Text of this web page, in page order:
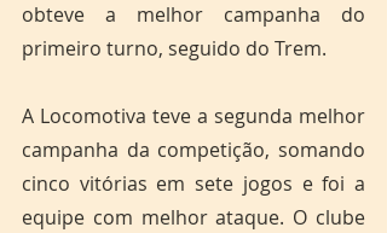
obteve a melhor campanha do
primeiro turno, seguido do Trem.
A Locomotiva teve a segunda melhor
campanha da competição, somando
cinco vitórias em sete jogos e foi a
equipe com melhor ataque. O clube